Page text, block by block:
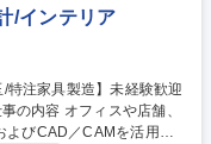
/インテリア
よびCAD／CAMを活用し